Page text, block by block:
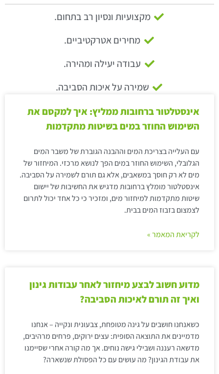
מקצועיות ונסיון רב בתחום.
מחירים אטרקטיביים.
עבודה יעילה ומהירה.
שמירה על איכות הסביבה.
אינסטלטור ברחובות ממליץ: איך למקסם את
השימוש החוזר במים בשיטות מתקדמות
עם העלייה בצריכת המים וההבנה הגוברת של משבר המים
הגלובלי, השימוש החוזר במים הפך לנושא מרכזי. המיחזור של
מים לא רק חוסך במשאבים, אלא גם תורם לשמירה על הסביבה.
אינסטלטור מומלץ ברחובות מדגיש את החשיבות של יישום
שיטות מתקדמות למיחזור מים, ומזכיר כי כל אחד יכול לתרום
לצמצום בזבוז המים בבית.
לקריאת המאמר »
מדוע חשוב לבצע מיחזור לאחר עבודות גינון
ואיך זה תורם לאיכות הסביבה?
כשאנחנו חושבים על גינה מטופחת, צבעונית ונקייה – אנחנו
מדמיינים את התוצאה הסופית: עצים ירוקים, פרחים מרהיבים,
מדשאה רעננה ושבילי גישה נוחים. אך מה קורה אחרי שסיימנו
את עבודת הגינון? מה עושים עם כל הפסולת שנשארה?